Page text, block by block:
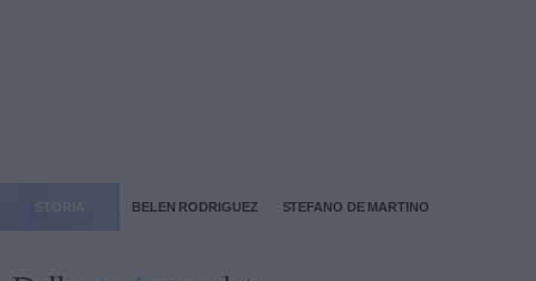
BELEN RODRIGUEZ STEFANO DE MARTINO